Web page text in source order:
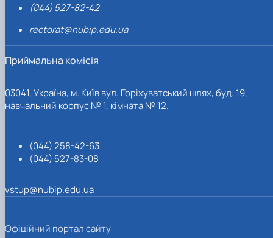
(044) 527-82-42
rectorat@nubip.edu.ua
Приймальна комісія
03041, Україна, м. Київ вул. Горіхуватський шлях, буд. 19,
навчальний корпус № 1, кімната № 12.
(044) 258-42-63
(044) 527-83-08
vstup@nubip.edu.ua
Офіційний портал сайту